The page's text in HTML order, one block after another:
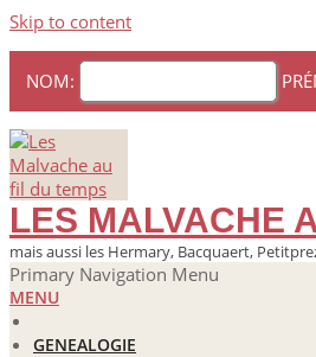
Skip to content
NOM:
LES MALVACHE
mais aussi les Hermary, Bacquaert,
Primary Navigation Menu
MENU
GENEALOGIE